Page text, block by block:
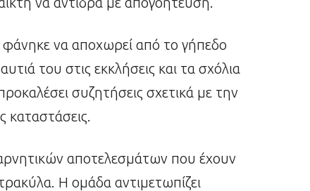
να αποχωρεί από το γήπεδο
του στις εκκλήσεις και τα σχόλια
συζητήσεις σχετικά με την
καταστάσεις.
αποτελεσμάτων που έχουν
Η ομάδα αντιμετωπίζει